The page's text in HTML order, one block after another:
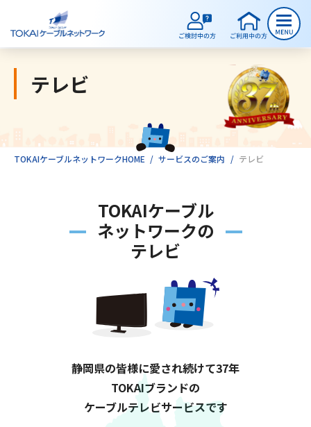
ご検討中のお客様
ご利用中のお客様
インターネット
テレビ
動画配信
テレビ
TOKAIケーブルネットワークHOME サービスのご案内 テレビ
TOKAIケーブル
ネットワークの
テレビ
静岡県の皆様に愛され続けて37年
TOKAIブランドの
ケーブルテレビサービスです